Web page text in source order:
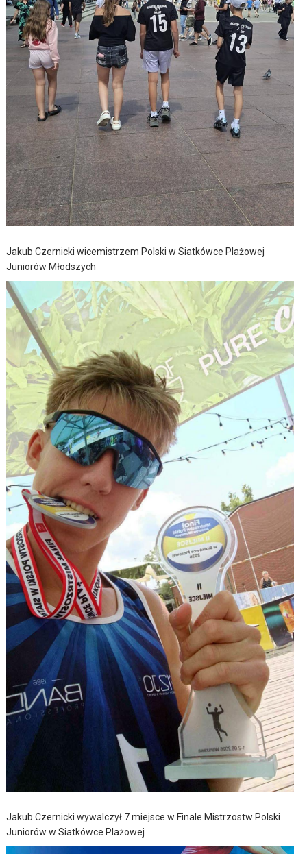
Jakub Czernicki wicemistrzem Polski w Siatkówce Plażowej
Juniorów Młodszych
Jakub Czernicki wywalczył 7 miejsce w Finale Mistrzostw Polski
Juniorów w Siatkówce Plażowej